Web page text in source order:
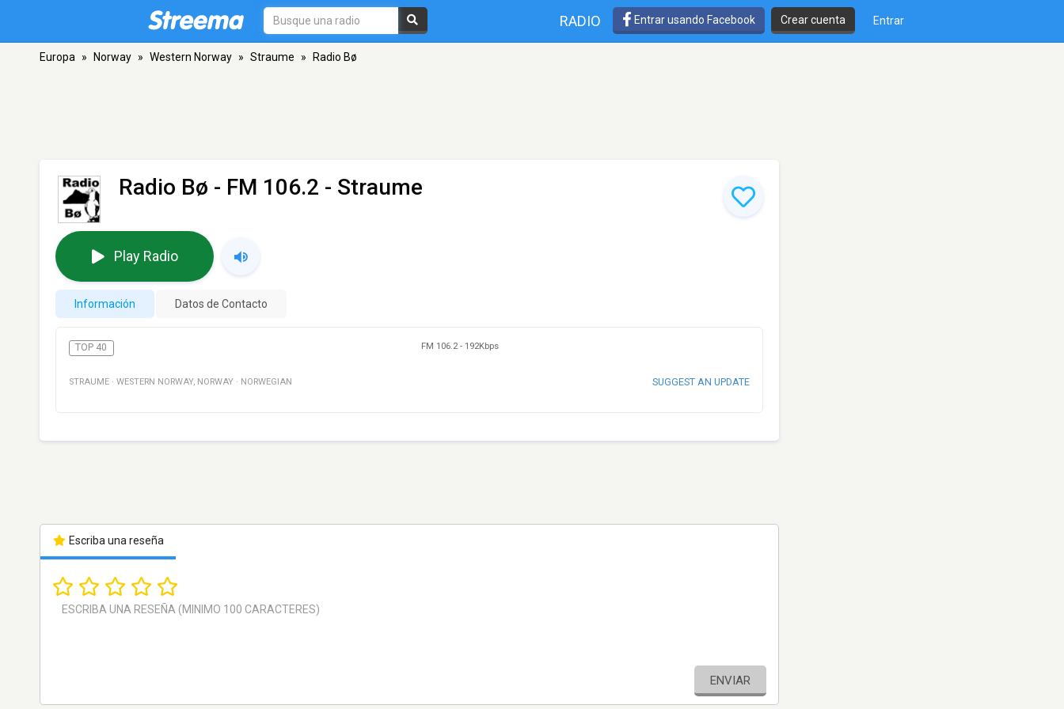
RADIO Entrar usando Facebook Crear cuenta Entrar
Europa » Norway » Western Norway » Straume » Radio Bø
Radio Bø - FM 106.2 - Straume
Play Radio
Información Datos de Contacto
TOP 40 FM 106.2- 192Kbps
STRAUME · WESTERN NORWAY, NORWAY · NORWEGIAN SUGGEST AN UPDATE
Escriba una reseña
ENVIAR